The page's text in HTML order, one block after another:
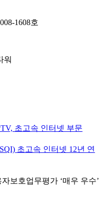
1608호
워
초고속 인터넷 부문
초고속 인터넷 12년 연
자보호업무평가 ‘매우 우수’